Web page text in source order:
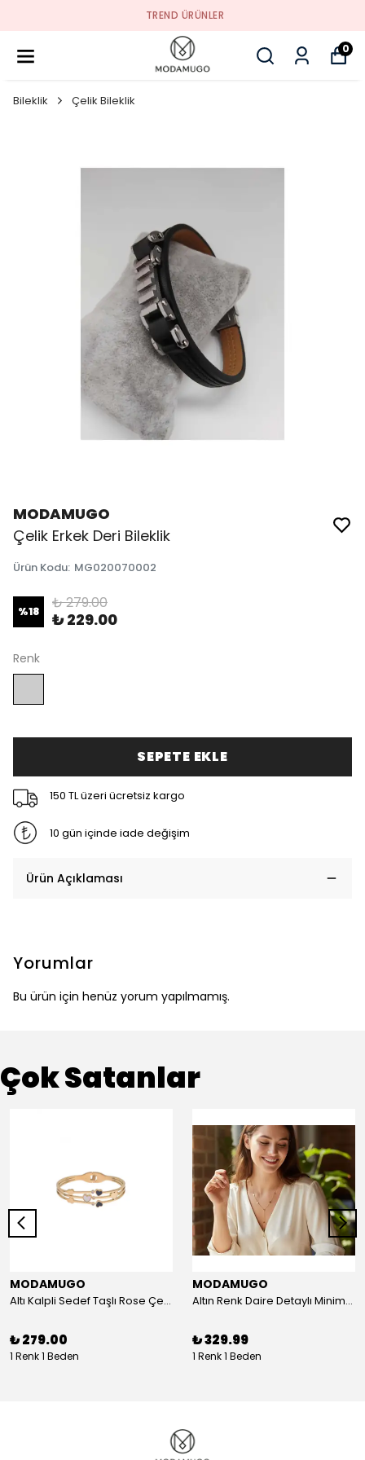
TREND ÜRÜNLER
0
Bileklik Çelik Bileklik
MODAMUGO
Çelik Erkek Deri Bileklik
Ürün Kodu: MG020070002
%18 ₺ 279.00
₺ 229.00
Renk
SEPETE EKLE
150 TL üzeri ücretsiz kargo
10 gün içinde iade değişim
Ürün Açıklaması
Yorumlar
Bu ürün için henüz yorum yapılmamış.
Çok Satanlar
MODAMUGO
Altı Kalpli Sedef Taşlı Rose Çelik Kelepçe Bileklik
₺ 279.00
1 Renk 1 Beden
MODAMUGO
Altın Renk Daire Detaylı Minimal Y Çelik Kolye
₺ 329.99
1 Renk 1 Beden